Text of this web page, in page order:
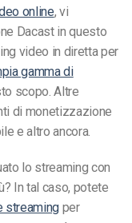
online, vi
Dacast in questo
video in diretta per
gamma di
scopo. Altre
di monetizzazione
e altro ancora.
lo streaming con
In tal caso, potete
streaming per